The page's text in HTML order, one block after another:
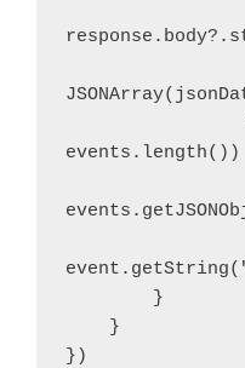
        }
    }
})